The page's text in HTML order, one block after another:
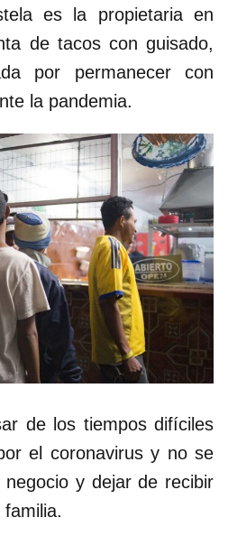
es la propietaria en
de tacos con guisado,
por permanecer con
la pandemia.
de los tiempos difíciles
el coronavirus y no se
y dejar de recibir
familia.